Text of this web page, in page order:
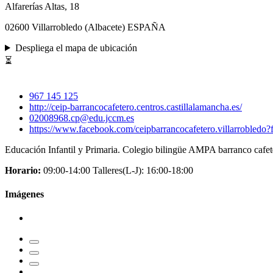
Alfarerías Altas, 18
02600 Villarrobledo (Albacete) ESPAÑA
Despliega el mapa de ubicación
⏳
967 145 125
http://ceip-barrancocafetero.centros.castillalamancha.es/
02008968.cp@edu.jccm.es
https://www.facebook.com/
Educación Infantil y Primaria. Colegio bilingüe AMPA barranco
Horario: 09:00-14:00 Talleres(L-J): 16:00-18:00
Imágenes